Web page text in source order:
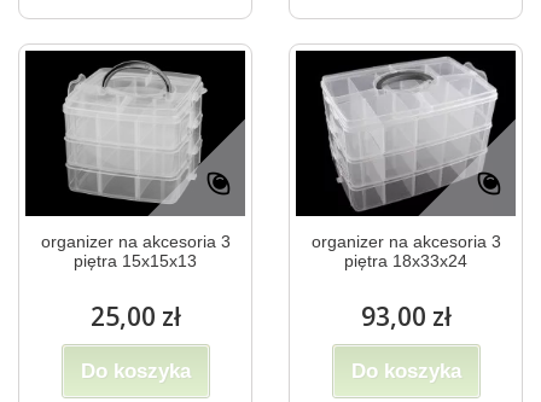
organizer na akcesoria 3
piętra 15x15x13
25,00 zł
Do koszyka
organizer na akcesoria 3
piętra 18x33x24
93,00 zł
Do koszyka